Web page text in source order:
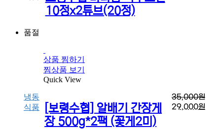
10정x2튜브(20정)
품절
상품 찜하기
찜상품 보기
Quick View
냉동
식품
[보령수협] 알배기 간장게
장 500g*2팩 (꽃게2미)
35,000원
29,000원